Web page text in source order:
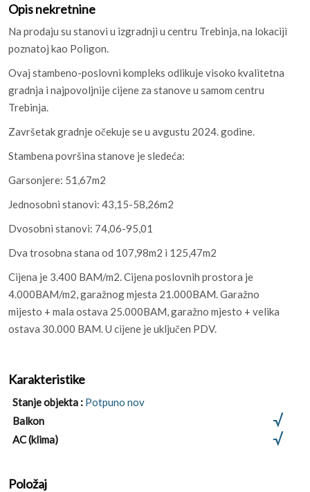
Opis nekretnine
Na prodaju su stanovi u izgradnji u centru Trebinja, na lokaciji
poznatoj kao Poligon.
Ovaj stambeno-poslovni kompleks odlikuje visoko kvalitetna
gradnja i najpovoljnije cijene za stanove u samom centru
Trebinja.
Završetak gradnje očekuje se u avgustu 2024. godine.
Stambena površina stanove je sledeća:
Garsonjere: 51,67m2
Jednosobni stanovi: 43,15-58,26m2
Dvosobni stanovi: 74,06-95,01
Dva trosobna stana od 107,98m2 i 125,47m2
Cijena je 3.400 BAM/m2. Cijena poslovnih prostora je
4.000BAM/m2, garažnog mjesta 21.000BAM. Garažno
mijesto + mala ostava 25.000BAM, garažno mjesto + velika
ostava 30.000 BAM. U cijene je uključen PDV.
Karakteristike
Stanje objekta : Potpuno nov
Balkon
AC (klima)
Položaj